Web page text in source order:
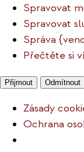
Spravovat
Spravovat
Správa
Přečtěte si
Přijmout Odmítnout
Zásady
Ochrana